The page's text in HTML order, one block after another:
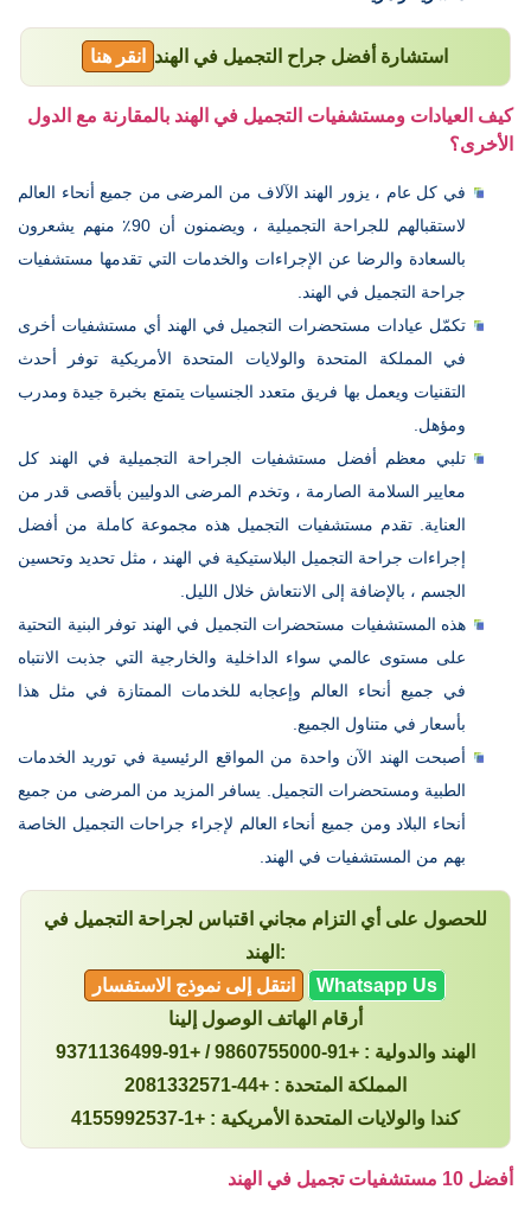
استشارة أفضل جراح التجميل في الهند انقر هنا
كيف العيادات ومستشفيات التجميل في الهند بالمقارنة مع الدول
الأخرى؟
في كل عام ، يزور الهند الآلاف من المرضى من جميع أنحاء العالم
لاستقبالهم للجراحة التجميلية ، ويضمنون أن 90٪ منهم يشعرون
بالسعادة والرضا عن الإجراءات والخدمات التي تقدمها مستشفيات
جراحة التجميل في الهند.
تكمّل عيادات مستحضرات التجميل في الهند أي مستشفيات أخرى
في المملكة المتحدة والولايات المتحدة الأمريكية توفر أحدث
التقنيات ويعمل بها فريق متعدد الجنسيات يتمتع بخبرة جيدة ومدرب
ومؤهل.
تلبي معظم أفضل مستشفيات الجراحة التجميلية في الهند كل
معايير السلامة الصارمة ، وتخدم المرضى الدوليين بأقصى قدر من
العناية. تقدم مستشفيات التجميل هذه مجموعة كاملة من أفضل
إجراءات جراحة التجميل البلاستيكية في الهند ، مثل تحديد وتحسين
الجسم ، بالإضافة إلى الانتعاش خلال الليل.
هذه المستشفيات مستحضرات التجميل في الهند توفر البنية التحتية
على مستوى عالمي سواء الداخلية والخارجية التي جذبت الانتباه
في جميع أنحاء العالم وإعجابه للخدمات الممتازة في مثل هذا
بأسعار في متناول الجميع.
أصبحت الهند الآن واحدة من المواقع الرئيسية في توريد الخدمات
الطبية ومستحضرات التجميل. يسافر المزيد من المرضى من جميع
أنحاء البلاد ومن جميع أنحاء العالم لإجراء جراحات التجميل الخاصة
بهم من المستشفيات في الهند.
للحصول على أي التزام مجاني اقتباس لجراحة التجميل في
الهند:
انتقل إلى نموذج الاستفسار
Whatsapp Us
أرقام الهاتف الوصول إلينا
الهند والدولية : +91-9860755000 / +91-9371136499
المملكة المتحدة : +44-2081332571
كندا والولايات المتحدة الأمريكية : +1-4155992537
أفضل 10 مستشفيات تجميل في الهند